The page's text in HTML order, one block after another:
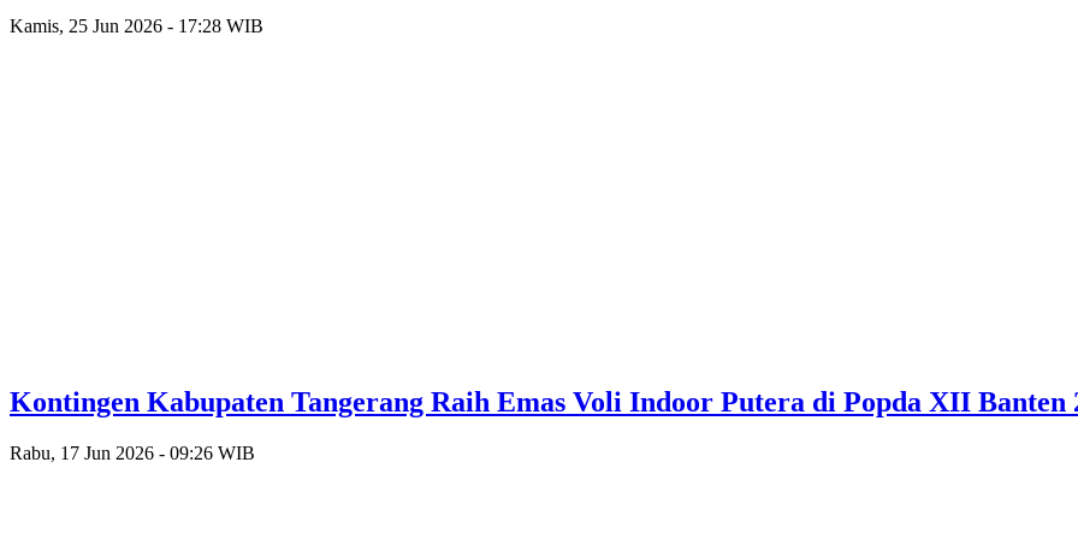
Kamis, 25 Jun 2026 - 17:28 WIB
Kontingen Kabupaten Tangerang Raih Emas Voli Indoor Putera di Popda XII Banten
Rabu, 17 Jun 2026 - 09:26 WIB